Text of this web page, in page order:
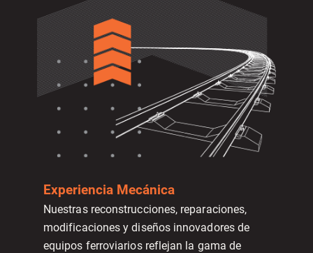
Experiencia Mecánica
Nuestras reconstrucciones, reparaciones,
modificaciones y diseños innovadores de
equipos ferroviarios reflejan la gama de